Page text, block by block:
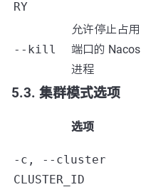
RY
--kill
允许停止占用
端口的 Nacos
进程
5.3. 集群模式选项
选项
-c, --cluster
CLUSTER_ID